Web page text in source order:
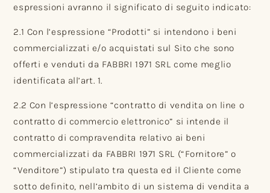
espressioni avranno il significato di seguito indicato:
2.1 Con l’espressione “Prodotti” si intendono i beni
commercializzati e/o acquistati sul Sito che sono
offerti e venduti da FABBRI 1971 SRL come meglio
identificata all’art. 1.
2.2 Con l’espressione “contratto di vendita on line o
contratto di commercio elettronico” si intende il
contratto di compravendita relativo ai beni
commercializzati da FABBRI 1971 SRL (“Fornitore” o
“Venditore”) stipulato tra questa ed il Cliente come
sotto definito, nell’ambito di un sistema di vendita a